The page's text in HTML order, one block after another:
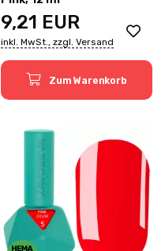
9,21 EUR
inkl. MwSt., zzgl. Versand
Zum Warenkorb